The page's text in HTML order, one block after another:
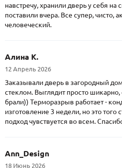
навстречу, хранили дверь у себя на
поставили вчера. Все супер, чисто,
человеческий.
Алина К.
12 Апрель 2026
Заказывали дверь в загородный
стеклом. Выглядит просто
брали)) Терморазрыв работает -
изготовление 3 недели, но это
подход чувствуется во всем.
Ann_Design
18 Июнь 2026